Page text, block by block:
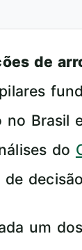
de
Brasil
do
um